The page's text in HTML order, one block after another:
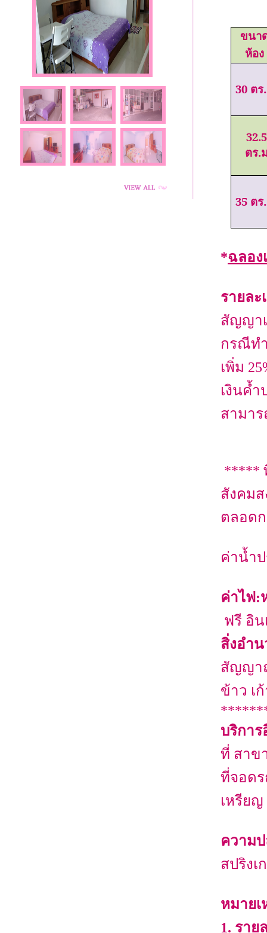
ขนา
ห้อง
30 ตร
32.5
ตร.
35 ตร
*ฉลอ
รายละ
สัญญา
กรณีท
เพิ่ม
เงินค้
สามาร
*****
สังคมส
ตลอดก
ค่าน้ำ
ค่าไฟ:
ฟรี อิน
สิ่งอำ
สัญญา
ข้าว เ
บริการ
ที่ สาข
ที่จอด
เหรีย
ความ
สปริงเ
หมายเ
1. รา